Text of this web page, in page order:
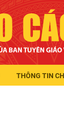
THÔNG TIN